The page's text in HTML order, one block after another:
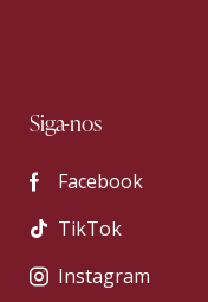
Siga-nos
Facebook
TikTok
Instagram